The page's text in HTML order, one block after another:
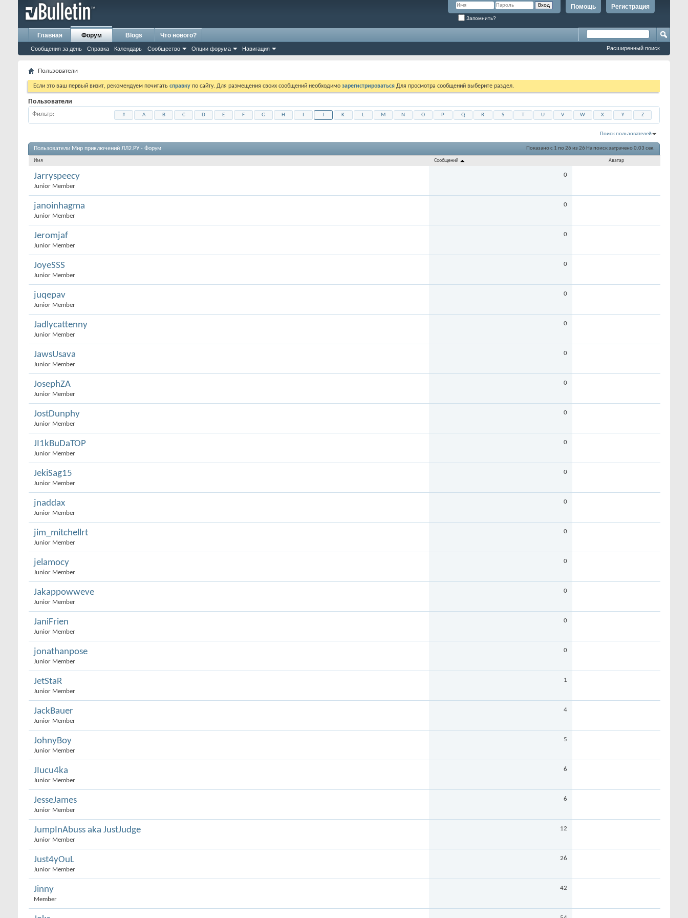
Регистрация
Помощь
Запомнить?
Главная Форум
Сообщения за день Справка Календарь Сообщество Опции форума Навигация
Blogs Что нового?
Расширенный поиск
Пользователи
Если это ваш первый визит, рекомендуем почитать справку по сайту. Для размещения своих сообщений необходимо зарегистрироваться Для просмотра сообщений выберите раздел.
Пользователи
Фильтр # A B C D E F G H J K L M N O P Q R S T U V W X Y Z
Поиск пользователей
Показано с 1 по 26 из 26 На поиск затрачено0.03 сек.
Пользователи Мир приключений ЛЛ2.РУ - Форум
Имя Сообщений Аватар
Jarryspeecy
Junior Member
0
janoinhagma
Junior Member
0
Jeromjaf
Junior Member
0
JoyeSSS
Junior Member
0
juqepav
Junior Member
0
Jadlycattenny
Junior Member
0
JawsUsava
Junior Member
0
JosephZA
Junior Member
0
JostDunphy
Junior Member
0
JI1kBuDaTOP
Junior Member
0
JekiSag15
Junior Member
0
jnaddax
Junior Member
0
jim_mitchellrt
Junior Member
0
jelamocy
Junior Member
0
Jakappowweve
Junior Member
0
JaniFrien
Junior Member
0
jonathanpose
Junior Member
0
JetStaR
Junior Member
1
JackBauer
Junior Member
4
JohnyBoy
Junior Member
5
JIucu4ka
Junior Member
6
JesseJames
Junior Member
6
JumpInAbuss aka JustJudge
Junior Member
12
Just4yOuL
Junior Member
26
Jinny
Member
42